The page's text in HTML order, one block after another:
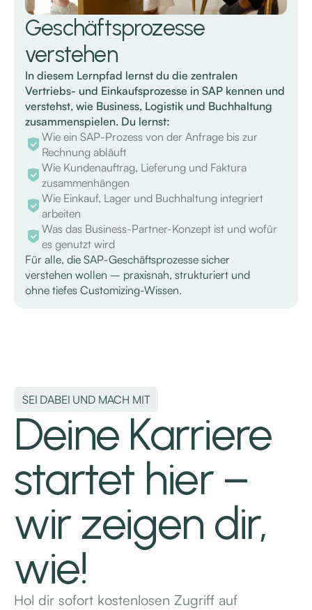
Geschäftsprozesse
verstehen
In diesem Lernpfad lernst du die zentralen
Vertriebs- und Einkaufsprozesse in SAP kennen und
verstehst, wie Business, Logistik und Buchhaltung
zusammenspielen. Du lernst:
Wie ein SAP-Prozess von der Anfrage bis zur
Rechnung abläuft
Wie Kundenauftrag, Lieferung und Faktura
zusammenhängen
Wie Einkauf, Lager und Buchhaltung integriert
arbeiten
Was das Business-Partner-Konzept ist und wofür
es genutzt wird
Für alle, die SAP-Geschäftsprozesse sicher
verstehen wollen – praxisnah, strukturiert und
ohne tiefes Customizing-Wissen.
SEI DABEI UND MACH MIT
Deine Karriere
startet hier –
wir zeigen dir,
wie!
Hol dir sofort kostenlosen Zugriff auf